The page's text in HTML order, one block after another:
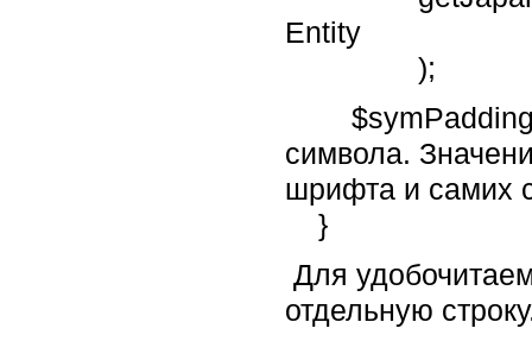
Entity
);
$symPadding
символа.
шрифта и самих
}
Для
отдельную